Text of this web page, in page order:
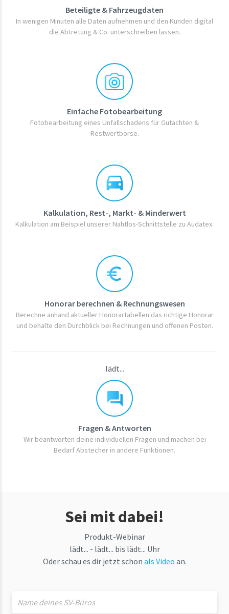
Beteiligte & Fahrzeugdaten
In wenigen Minuten alle Daten aufnehmen und den Kunden digital
die Abtretung & Co. unterschreiben lassen.
Einfache Fotobearbeitung
Fotobearbeitung eines Unfallschadens für Gutachten &
Restwertbörse.
Kalkulation, Rest-, Markt- & Minderwert
Kalkulation am Beispiel unserer Nahtlos-Schnittstelle zu Audatex.
Honorar berechnen & Rechnungswesen
Berechne anhand aktueller Honorartabellen das richtige Honorar
und behalte den Durchblick bei Rechnungen und offenen Posten.
lädt...
Fragen & Antworten
Wir beantworten deine individuellen Fragen und machen bei
Bedarf Abstecher in andere Funktionen.
Sei mit dabei!
Produkt-Webinar
lädt... - lädt... bis lädt... Uhr
Oder schau es dir jetzt schon als Video an.